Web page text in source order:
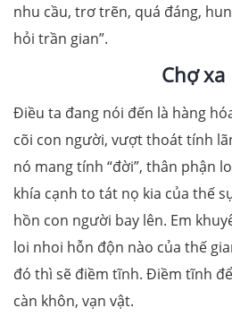
nhu cầu, trơ trẽn, quá đáng,
hỏi trần gian”.
Chợ xa
Điều ta đang nói đến là hàng
cõi con người, vượt thoát tính
nó mang tính “đời”, thân phận
khía cạnh to tát nọ kia của thế
hồn con người bay lên. Em
loi nhoi hỗn độn nào của thế
đó thì sẽ điềm tĩnh. Điềm tĩnh
càn khôn, vạn vật.